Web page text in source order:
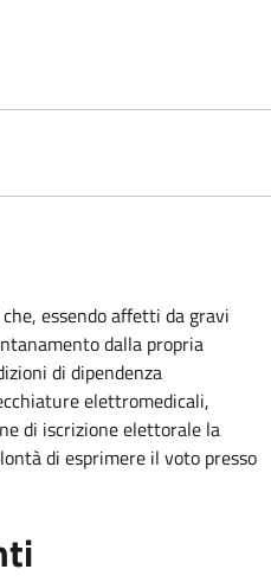
essendo affetti da gravi
dalla propria
di dipendenza
elettromedicali,
di iscrizione elettorale la
di esprimere il voto presso